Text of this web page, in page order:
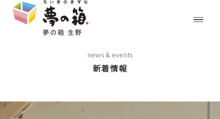
news & events
新着情報